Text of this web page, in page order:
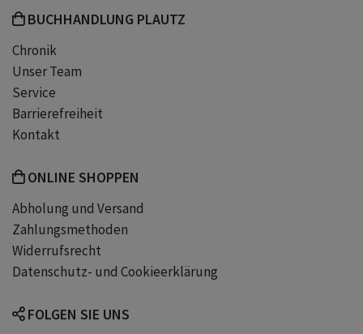
BUCHHANDLUNG PLAUTZ
Chronik
Unser Team
Service
Barrierefreiheit
Kontakt
ONLINE SHOPPEN
Abholung und Versand
Zahlungsmethoden
Widerrufsrecht
Datenschutz- und Cookieerklärung
FOLGEN SIE UNS